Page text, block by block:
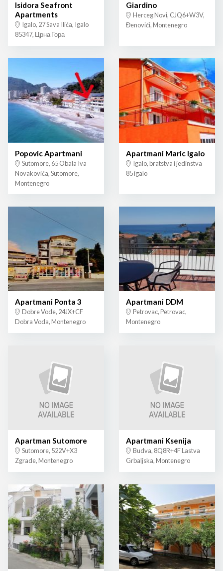
Isidora Seafront
Apartments
Igalo, 27 Sava Ilića, Igalo
85347, Црна Гора
Giardino
Herceg Novi, CJQ6+W3V,
Đenovići, Montenegro
Popovic Apartmani
Sutomore, 65 Obala Iva
Novakovića, Sutomore,
Montenegro
Apartmani Maric Igalo
Igalo, bratstva i jedinstva
85 igalo
Apartmani Ponta 3
Dobre Vode, 24JX+CF
Dobra Voda, Montenegro
Apartmani DDM
Petrovac, Petrovac,
Montenegro
Apartman Sutomore
Sutomore, 522V+X3
Zgrade, Montenegro
Apartmani Ksenija
Budva, 8Q8R+4F Lastva
Grbaljska, Montenegro